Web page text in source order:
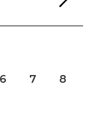
6 7 8